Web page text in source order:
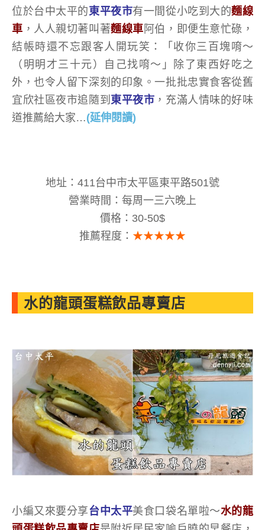
位於台中太平的東平夜市有一間從小吃到大的麵線
車 ，人人親切著叫著麵線車 阿伯，即便生意忙碌，
結帳時還不忘跟客人開玩笑：「收你三百塊唷～
（明明才三十元）自己找唷～」除了東西好吃之
外，也令人留下深刻的印象。一批批忠實食客從舊
宜欣社區夜市追隨到東平夜市 ，充滿人情味的好味
道推薦給大家…(延伸閱讀)
地址：411台中市太平區東平路501號
營業時間：每周一三六晚上
價格：30-50$
推薦程度： ★★★★★
水的龍頭蛋糕飲品專賣店
小編又來要分享台中太平美食口袋名單啦～水的龍